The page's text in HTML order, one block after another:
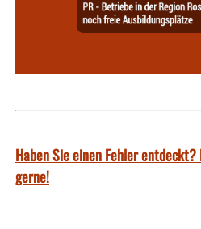
Haben Sie einen Fehler
gerne!